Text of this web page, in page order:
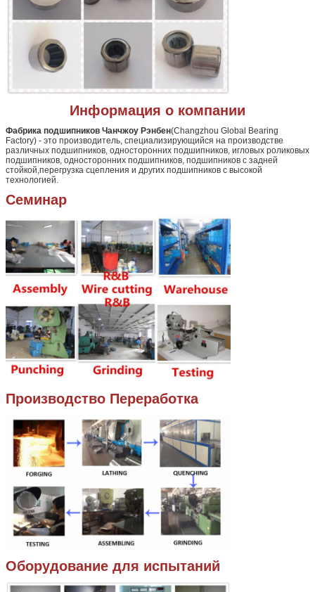
Информация о компании
Фабрика подшипников Чанчжоу Рэнбен(Changzhou Global Bearing
Factory) - это производитель, специализирующийся на производстве
различных подшипников, односторонних подшипников, игловых роликовых
подшипников, односторонних подшипников, подшипников с задней
стойкой,перегрузка сцепления и других подшипников с высокой
технологией.
Семинар
Производство Переработка
Оборудование для испытаний